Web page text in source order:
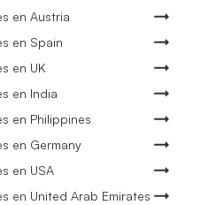
en Austria
en Spain
en UK
en India
en Philippines
en Germany
en USA
en United Arab Emirates